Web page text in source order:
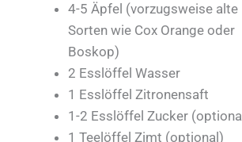
4-5 Äpfel (vorzugsweise alte
Sorten wie Cox Orange oder
Boskop)
2 Esslöffel Wasser
1 Esslöffel Zitronensaft
1-2 Esslöffel Zucker
1 Teelöffel Zimt (optional)